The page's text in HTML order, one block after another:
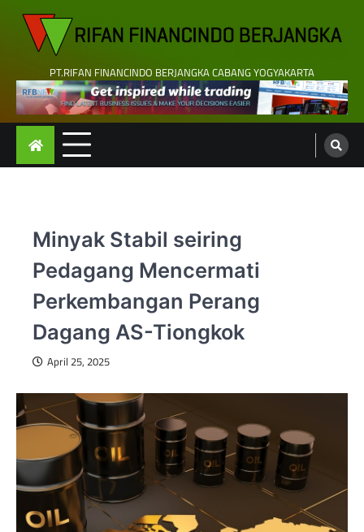
content
PT.RIFAN FINANCINDO BERJANGKA CABANG YOGYAKARTA
Minyak Stabil seiring
Pedagang Mencermati
Perkembangan Perang
Dagang AS-Tiongkok
April 25, 2025